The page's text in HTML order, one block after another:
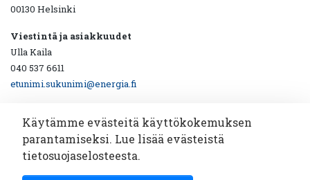
00130 Helsinki
Viestintä ja asiakkuudet
Ulla Kaila
040 537 6611
etunimi.sukunimi@energia.fi
Ota yhteyttä!
Katsotaan yhdessä miten viestintäyhteistyö toimii.
Käytämme evästeitä käyttökokemuksen
parantamiseksi. Lue lisää evästeistä
tietosuojaselosteesta.